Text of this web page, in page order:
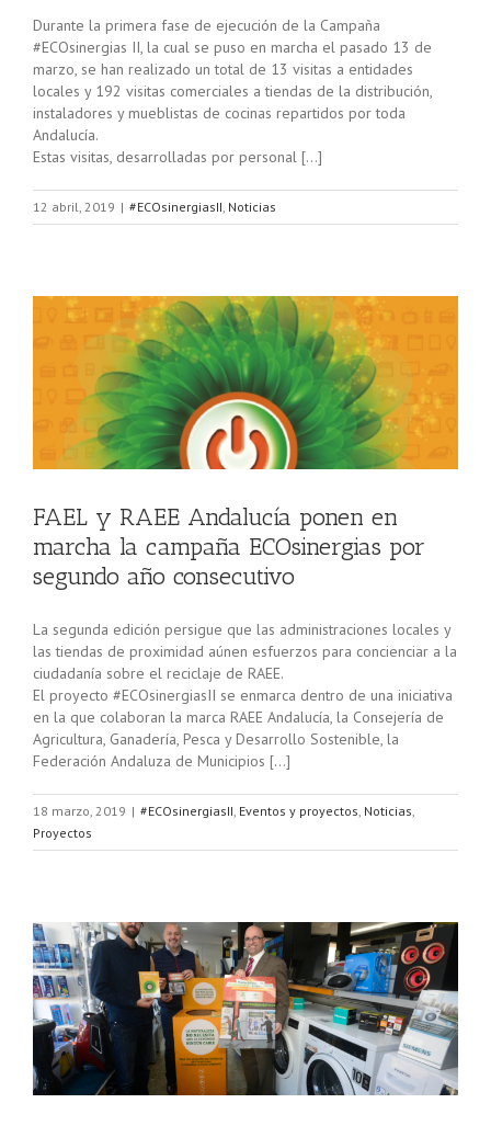
Durante la primera fase de ejecución de la Campaña
#ECOsinergias II, la cual se puso en marcha el pasado 13 de
marzo, se han realizado un total de 13 visitas a entidades
locales y 192 visitas comerciales a tiendas de la distribución,
instaladores y mueblistas de cocinas repartidos por toda
Andalucía.
Estas visitas, desarrolladas por personal […]
12 abril, 2019 | #ECOsinergiasII, Noticias
FAEL y RAEE Andalucía ponen en
marcha la campaña ECOsinergias por
segundo año consecutivo
La segunda edición persigue que las administraciones locales y
las tiendas de proximidad aúnen esfuerzos para concienciar a la
ciudadanía sobre el reciclaje de RAEE.
El proyecto #ECOsinergiasII se enmarca dentro de una iniciativa
en la que colaboran la marca RAEE Andalucía, la Consejería de
Agricultura, Ganadería, Pesca y Desarrollo Sostenible, la
Federación Andaluza de Municipios […]
18 marzo, 2019 | #ECOsinergiasII, Eventos y proyectos, Noticias,
Proyectos